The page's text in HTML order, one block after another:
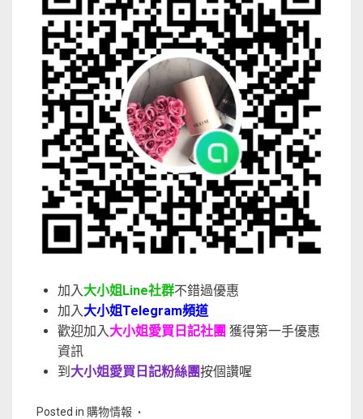
加入 大小姐Line社群不錯過優惠
加入 大小姐Telegram頻道
歡迎加入 大小姐愛買日記社團 獲得第一手優惠
資訊
到 大小姐愛買日記粉絲團按個讚喔
Posted in 購物情報